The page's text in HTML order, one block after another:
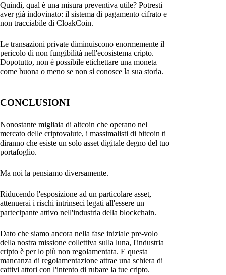
Quindi, qual è una misura preventiva utile? Potresti
aver già indovinato: il sistema di pagamento cifrato e
non tracciabile di CloakCoin.
Le transazioni private diminuiscono enormemente il
pericolo di non fungibilità nell'ecosistema cripto.
Dopotutto, non è possibile etichettare una moneta
come buona o meno se non si conosce la sua storia.
CONCLUSIONI
Nonostante migliaia di altcoin che operano nel
mercato delle criptovalute, i massimalisti di bitcoin ti
diranno che esiste un solo asset digitale degno del tuo
portafoglio.
Ma noi la pensiamo diversamente.
Riducendo l'esposizione ad un particolare asset,
attenuerai i rischi intrinseci legati all'essere un
partecipante attivo nell'industria della blockchain.
Dato che siamo ancora nella fase iniziale pre-volo
della nostra missione collettiva sulla luna, l'industria
cripto è per lo più non regolamentata. E questa
mancanza di regolamentazione attrae una schiera di
cattivi attori con l'intento di rubare la tue cripto.